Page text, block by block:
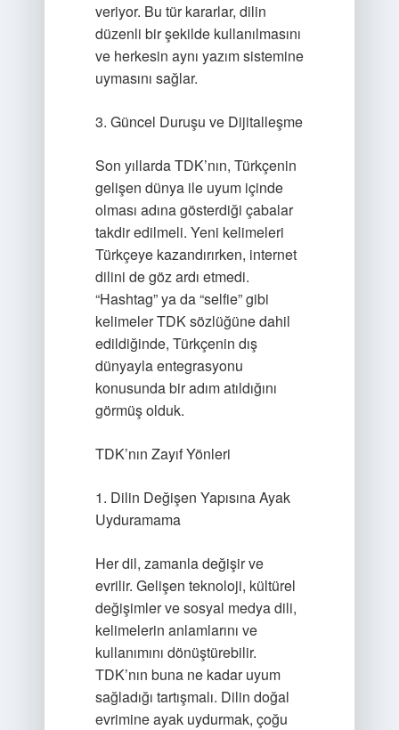
veriyor. Bu tür kararlar, dilin
düzenli bir şekilde kullanılmasını
ve herkesin aynı yazım sistemine
uymasını sağlar.
3. Güncel Duruşu ve Dijitalleşme
Son yıllarda TDK’nın, Türkçenin
gelişen dünya ile uyum içinde
olması adına gösterdiği çabalar
takdir edilmeli. Yeni kelimeleri
Türkçeye kazandırırken, internet
dilini de göz ardı etmedi.
“Hashtag” ya da “selfie” gibi
kelimeler TDK sözlüğüne dahil
edildiğinde, Türkçenin dış
dünyayla entegrasyonu
konusunda bir adım atıldığını
görmüş olduk.
TDK’nın Zayıf Yönleri
1. Dilin Değişen Yapısına Ayak
Uyduramama
Her dil, zamanla değişir ve
evrilir. Gelişen teknoloji, kültürel
değişimler ve sosyal medya dili,
kelimelerin anlamlarını ve
kullanımını dönüştürebilir.
TDK’nın buna ne kadar uyum
sağladığı tartışmalı. Dilin doğal
evrimine ayak uydurmak, çoğu